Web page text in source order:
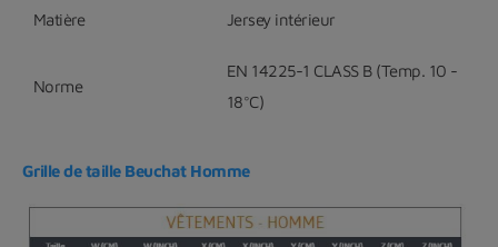
Matière Jersey intérieur
Norme
EN 14225-1 CLASS B (Temp. 10 -
18°C)
Grille de taille Beuchat Homme